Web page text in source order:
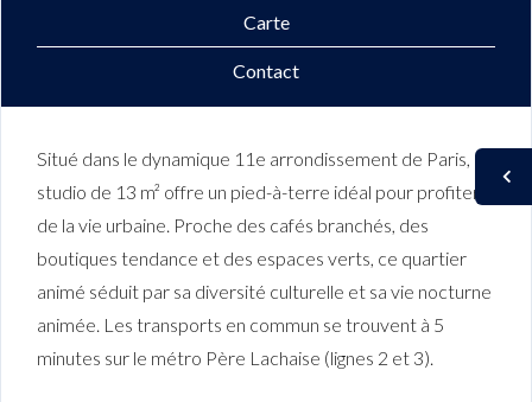
Carte
Contact
Situé dans le dynamique 11e arrondissement de Paris, ce
studio de 13 m² offre un pied-à-terre idéal pour profiter
de la vie urbaine. Proche des cafés branchés, des
boutiques tendance et des espaces verts, ce quartier
animé séduit par sa diversité culturelle et sa vie nocturne
animée. Les transports en commun se trouvent à 5
minutes sur le métro Père Lachaise (lignes 2 et 3).